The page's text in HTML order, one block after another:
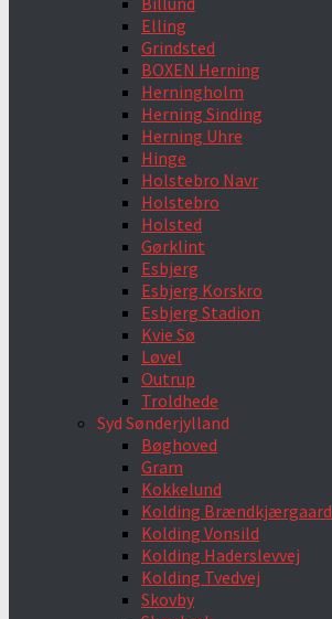
Elling
Grindsted
BOXEN Herning
Herningholm
Herning Sinding
Herning Uhre
Hinge
Holstebro Navr
Holstebro
Holsted
Gørklint
Esbjerg
Esbjerg Korskro
Esbjerg Stadion
Kvie Sø
Løvel
Outrup
Troldhede
Syd Sønderjylland
Bøghoved
Gram
Kokkelund
Kolding Brændkjærgaard
Kolding Vonsild
Kolding Haderslevvej
Kolding Tvedvej
Skovby